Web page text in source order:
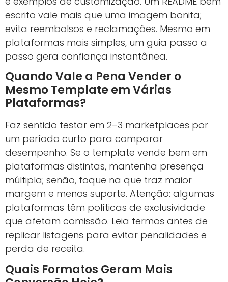
escrito vale mais que uma imagem bonita;
evita reembolsos e reclamações. Mesmo em
plataformas mais simples, um guia passo a
passo gera confiança instantânea.
Quando Vale a Pena Vender o
Mesmo Template em Várias
Plataformas?
Faz sentido testar em 2–3 marketplaces por
um período curto para comparar
desempenho. Se o template vende bem em
plataformas distintas, mantenha presença
múltipla; senão, foque na que traz maior
margem e menos suporte. Atenção: algumas
plataformas têm políticas de exclusividade
que afetam comissão. Leia termos antes de
replicar listagens para evitar penalidades e
perda de receita.
Quais Formatos Geram Mais